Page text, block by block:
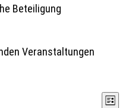
Beteiligung
Veranstaltungen
Liste